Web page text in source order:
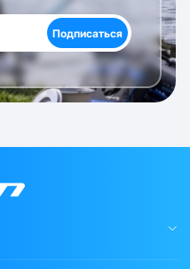
Подписаться